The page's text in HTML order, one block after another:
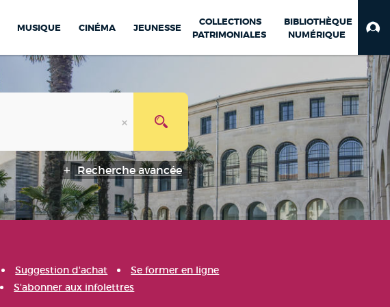
MUSIQUE CINÉMA JEUNESSE
COLLECTIONS
PATRIMONIALES
BIBLIOTHÈQUE
NUMÉRIQUE
Recherche avancée
Suggestion d'achat
Se former en ligne
S'abonner aux infolettres